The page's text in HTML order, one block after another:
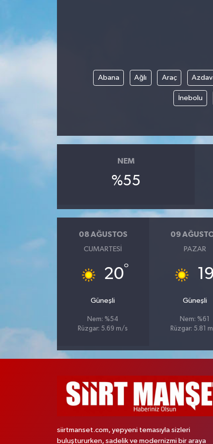
Abana Ağlı Araç
İnebolu
NEM
%55
08 AĞUSTOS
CUMARTESI
20°
Güneşli
Nem: %54
Rüzgar: 5.69 m/s
09
PAZAR
19
Güneşli
Nem: %61
Rüzgar: 5.81
siirtmanset.com, yepyeni temasıyla sizleri
buluştururken, sadelik ve modernizmi bir araya